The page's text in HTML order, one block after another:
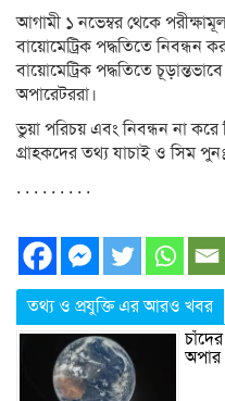
আগামী ১ নভেম্বর থেকে
বায়োমেট্রিক পদ্ধতিতে নিবন্ধন
বায়োমেট্রিক পদ্ধতিতে
অপারেটররা।
ভুয়া পরিচয় এবং নিবন্ধন না
গ্রাহকদের তথ্য যাচাই ও সিম
. . . . . . . . .
তথ্য ও প্রযুক্তি এর আরও খবর
অপার